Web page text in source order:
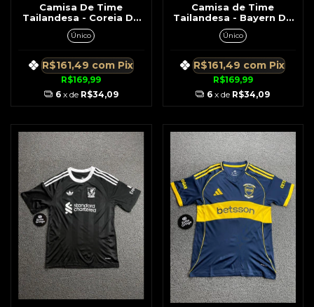
Camisa De Time
Tailandesa - Coreia Do
Sul Laranja c/ Preto Na
Lateral
Único
R$169,99
R$161,49 com Pix
6 x de R$34,09
Camisa de Time
Tailandesa - Bayern De
Munique Vermelha c/
Detalhes Branco Frontal
Ombro
Único
R$169,99
R$161,49 com Pix
6 x de R$34,09